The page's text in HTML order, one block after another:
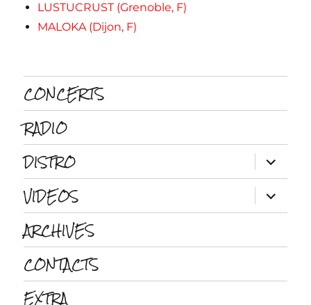
LUSTUCRUST (Grenoble, F)
MALOKA (Dijon, F)
CONCERTS
RADIO
DISTRO
ouvrir
le
sous-
menu
VIDEOS ouvrir
le
sous-
ARCHIVES
CONTACTS
EXTRA